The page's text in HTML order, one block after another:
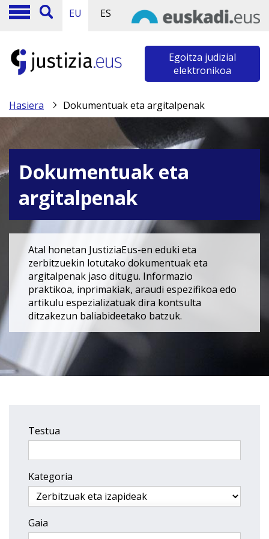
EU ES
Egoitza judizial
elektronikoa
Hasiera Dokumentuak eta argitalpenak
Dokumentuak eta
argitalpenak
Atal honetan JustiziaEus-en eduki eta
zerbitzuekin lotutako dokumentuak eta
argitalpenak jaso ditugu. Informazio
praktikoa, inprimakiak, araudi espezifikoa edo
artikulu espezializatuak dira kontsulta
ditzakezun baliabideetako batzuk.
Testua
Kategoria
Gaia